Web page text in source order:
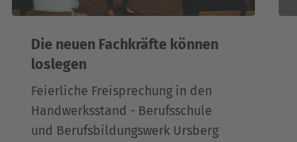
Die neuen Fachkräfte können
loslegen
Feierliche Freisprechung in den
Handwerksstand - Berufsschule
und Berufsbildungswerk Ursberg